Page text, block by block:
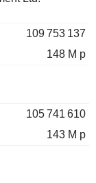
109 753 137
148 M p
105 741 610
143 M p